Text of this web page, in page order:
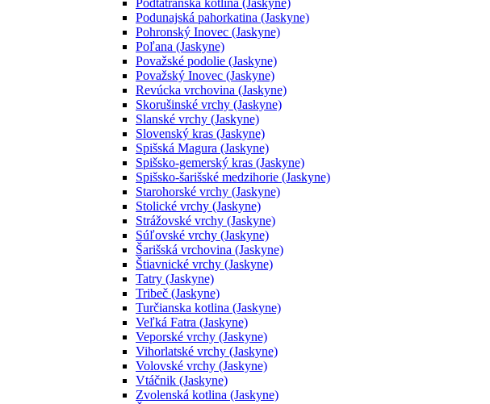
Podunajská pahorkatina (Jaskyne)
Pohronský Inovec (Jaskyne)
Poľana (Jaskyne)
Považské podolie (Jaskyne)
Považský Inovec (Jaskyne)
Revúcka vrchovina (Jaskyne)
Skorušinské vrchy (Jaskyne)
Slanské vrchy (Jaskyne)
Slovenský kras (Jaskyne)
Spišská Magura (Jaskyne)
Spišsko-gemerský kras (Jaskyne)
Spišsko-šarišské medzihorie (Jaskyne)
Starohorské vrchy (Jaskyne)
Stolické vrchy (Jaskyne)
Strážovské vrchy (Jaskyne)
Súľovské vrchy (Jaskyne)
Šarišská vrchovina (Jaskyne)
Štiavnické vrchy (Jaskyne)
Tatry (Jaskyne)
Tribeč (Jaskyne)
Turčianska kotlina (Jaskyne)
Veľká Fatra (Jaskyne)
Veporské vrchy (Jaskyne)
Vihorlatské vrchy (Jaskyne)
Volovské vrchy (Jaskyne)
Vtáčnik (Jaskyne)
Zvolenská kotlina (Jaskyne)